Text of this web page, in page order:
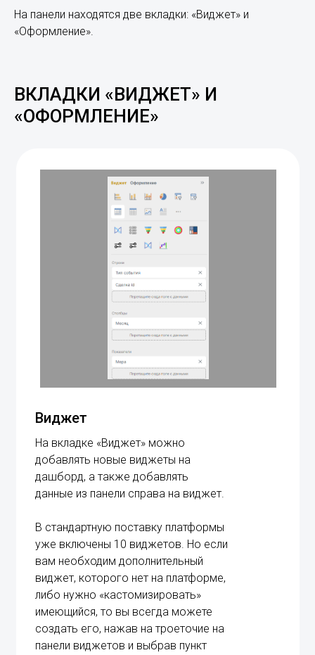
На панели находятся две вкладки: «Виджет» и
«Оформление».
ВКЛАДКИ «ВИДЖЕТ» И
«ОФОРМЛЕНИЕ»
На вкладке «Виджет» можно
добавлять новые виджеты на
дашборд, а также добавлять
данные из панели справа на виджет.
В стандартную поставку платформы
уже включены 10 виджетов. Но если
вам необходим дополнительный
виджет, которого нет на платформе,
либо нужно «кастомизировать»
имеющийся, то вы всегда можете
создать его, нажав на троеточие на
панели виджетов и выбрав пункт
Виджет